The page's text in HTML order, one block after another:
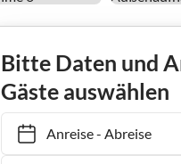
Bitte Daten und
Gäste auswählen
Anreise- Abreise